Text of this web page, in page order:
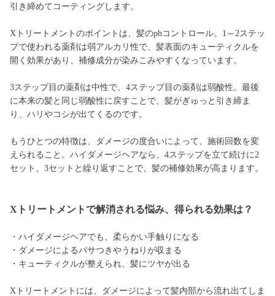
引き締めてコーティングします。
Xトリートメントのポイントは、髪のphコントロール。1～2ステッ
プで使われる薬剤は弱アルカリ性で、髪表面のキューティクルを
開く効果があり、補修成分が染みこみやすくなっています。
3ステップ目の薬剤は中性で、4ステップ目の薬剤は弱酸性。最後
に本来の髪と同じ弱酸性に戻すことで、髪がぎゅっと引き締ま
り、ハリやコシが出てくるのです。
もうひとつの特徴は、ダメージの度合いによって、施術回数を変
えられること。ハイダメージヘアなら、4ステップを立て続けに2
セット、3セットと繰り返すことで、髪の補修効果が高まります。
Xトリートメントで解消される悩み、得られる効果は？
・ハイダメージヘアでも、柔らかい手触りになる
・ダメージによるパサつきやうねりが収まる
・キューティクルが整えられ、髪にツヤが出る
Xトリートメントには、ダメージによって髪内部から流れ出てしま